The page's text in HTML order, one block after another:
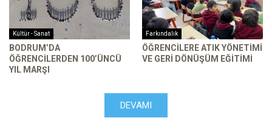
Kültür - Sanat
BODRUM’DA
ÖĞRENCILERDEN 100’ÜNCÜ
YIL MARŞI
Farkındalık
ÖĞRENCILERE ATIK YÖNETIMI
VE GERI DÖNÜŞÜM EĞITIMI
DEVAMI